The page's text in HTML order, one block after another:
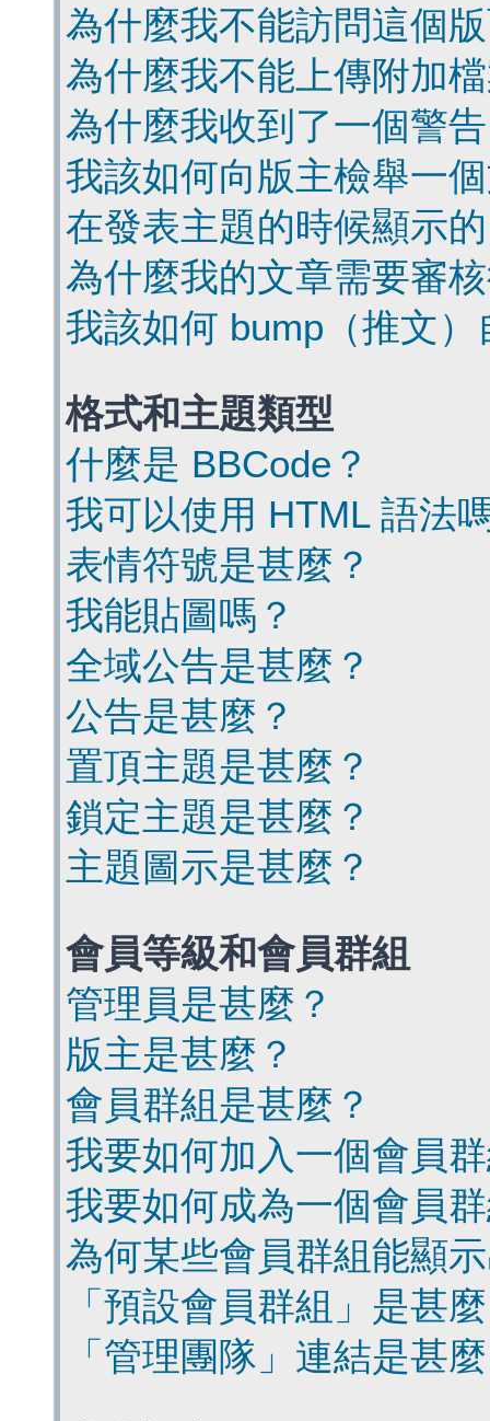
為什麼我不能訪問這個
為什麼我不能上傳附加
為什麼我收到了一個警
我該如何向版主檢舉一
在發表主題的時候顯示
為什麼我的文章需要審
我該如何 bump（推文
格式和主題類型
什麼是 BBCode？
我可以使用 HTML 語法
表情符號是甚麼？
我能貼圖嗎？
全域公告是甚麼？
公告是甚麼？
置頂主題是甚麼？
鎖定主題是甚麼？
主題圖示是甚麼？
會員等級和會員群組
管理員是甚麼？
版主是甚麼？
會員群組是甚麼？
我要如何加入一個會員
我要如何成為一個會員
為何某些會員群組能顯
「預設會員群組」是甚
「管理團隊」連結是甚